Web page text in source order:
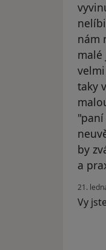
nám
malé
taky
by
a
21.
Vy